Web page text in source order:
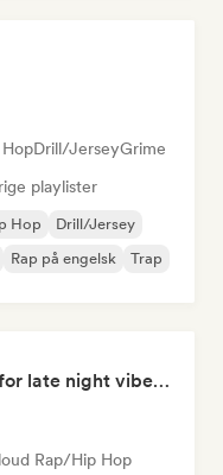
Drill/JerseyGrime
playlister
Hop
Drill/Jersey
Rap på engelsk Trap
RapStars - Hip-Hop for late night vibes (by Music Outsider)
Rap/Hip Hop